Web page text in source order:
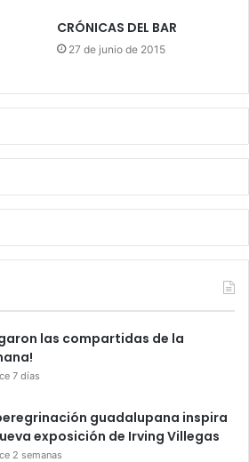
CRÓNICAS DEL BAR
27 de junio de 2015
las compartidas de la
7 días
guadalupana inspira
exposición de Irving Villegas
2 semanas